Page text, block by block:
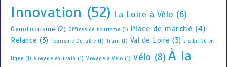
Innovation (52) La Loire à Vélo (6)
Oenotourisme (2) Offices de tourisme (1) Place de marché (4)
Relance (3) Tourisme Durable (1) Train (1) Val de Loire (3) visibilité en
ligne (1) Voyage en train (1) Voyage à Vélo (1) vélo (8) À la